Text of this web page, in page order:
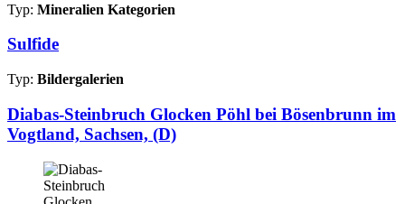
Typ: Mineralien Kategorien
Sulfide
Typ: Bildergalerien
Diabas-Steinbruch Glocken Pöhl bei Bösenbrunn im
Vogtland, Sachsen, (D)